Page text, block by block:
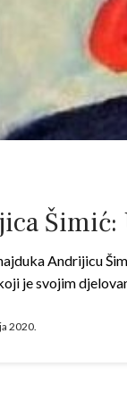
Šimić:
Andrijicu
je svojim
2020.